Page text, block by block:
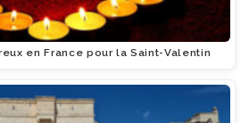
en France pour la Saint-Valentin